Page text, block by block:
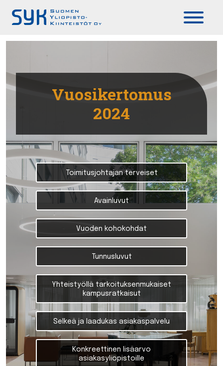
Päävalikko
Vuosikertomus
2024
Toimitusjohtajan terveiset
Avainluvut
Vuoden kohokohdat
Tunnusluvut
Yhteistyöllä tarkoituksenmukaiset
kampusratkaisut
Selkeä ja laadukas asiakaspalvelu
Konkreettinen lisäarvo
asiakasyliopistoille